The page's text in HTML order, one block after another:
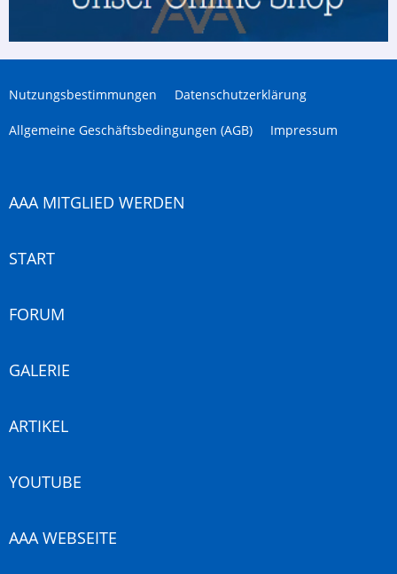
Nutzungsbestimmungen Datenschutzerklärung
Allgemeine Geschäftsbedingungen (AGB) Impressum
AAA MITGLIED WERDEN
START
FORUM
GALERIE
ARTIKEL
YOUTUBE
AAA WEBSEITE